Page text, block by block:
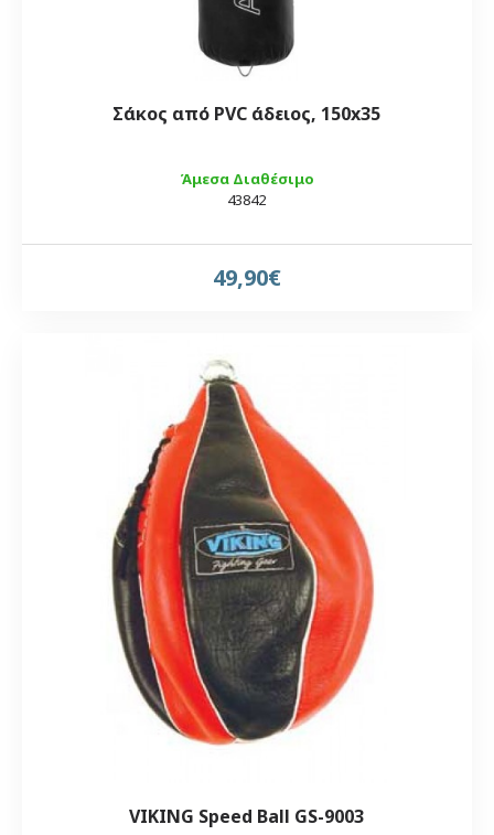
Άμεσα Διαθέσιμο
43842
Σάκος από PVC άδειος, 150x35
49,90€
VIKING Speed Ball GS-9003